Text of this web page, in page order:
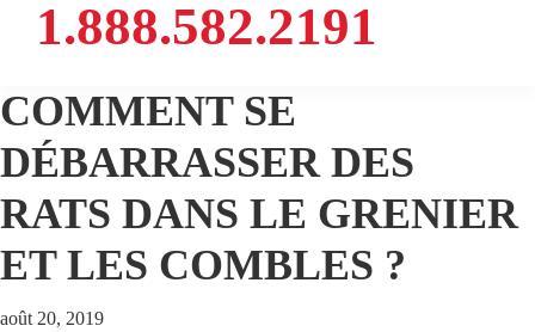
1.888.582.2191
COMMENT SE
DÉBARRASSER DES
RATS DANS LE GRENIER
ET LES COMBLES ?
août 20, 2019